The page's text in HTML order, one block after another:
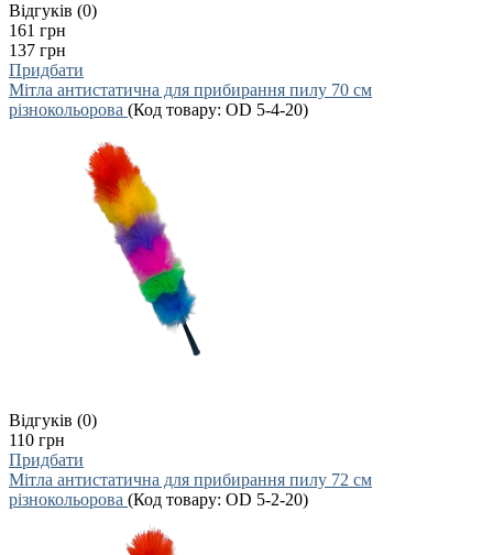
Відгуків (0)
161 грн
137 грн
Придбати
Мітла антистатична для прибирання пилу 70 см
різнокольорова (Код товару: OD 5-4-20)
Відгуків (0)
110 грн
Придбати
Мітла антистатична для прибирання пилу 72 см
різнокольорова (Код товару: OD 5-2-20)